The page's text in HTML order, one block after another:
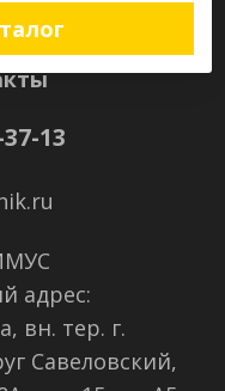
13
адрес:
вн. тер. г.
Савеловский,